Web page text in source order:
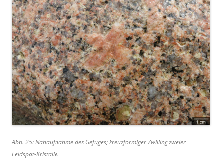
Abb. 25: Nahaufnahme des Gefüges; kreuzförmiger Zwilling zweier
Feldspat-Kristalle.